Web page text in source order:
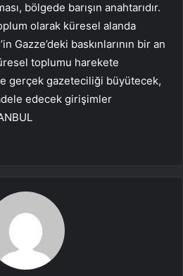
bölgede barışın anahtarıdır.
olarak küresel alanda
Gazze’deki baskınlarının bir an
toplumu harekete
gerçek gazeteciliği büyütecek,
edecek girişimler